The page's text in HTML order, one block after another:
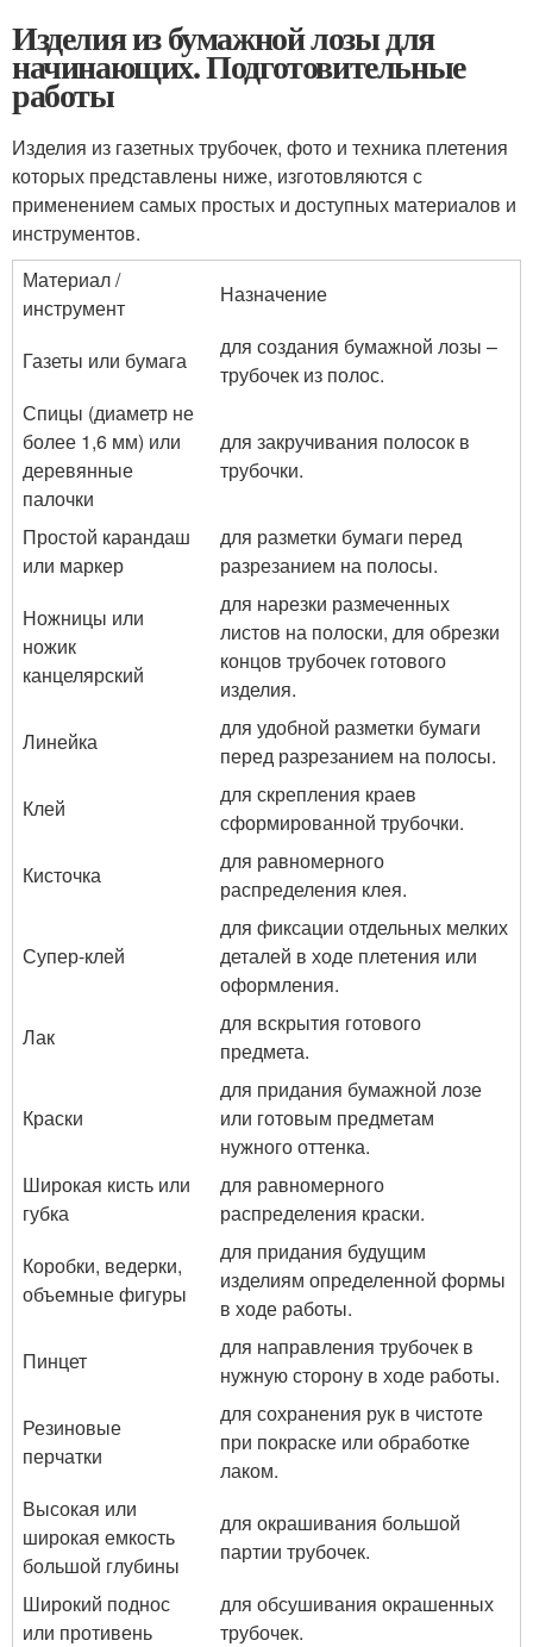
Изделия из бумажной лозы для
начинающих. Подготовительные
работы
Изделия из газетных трубочек, фото и техника плетения
которых представлены ниже, изготовляются с
применением самых простых и доступных материалов и
инструментов.
Материал /
инструмент
Назначение
Газеты или бумага
для создания бумажной лозы –
трубочек из полос.
Спицы (диаметр не
более 1,6 мм) или
деревянные
палочки
для закручивания полосок в
трубочки.
Простой карандаш
или маркер
для разметки бумаги перед
разрезанием на полосы.
Ножницы или
ножик
канцелярский
для нарезки размеченных
листов на полоски, для обрезки
концов трубочек готового
изделия.
Линейка
для удобной разметки бумаги
перед разрезанием на полосы.
Клей
для скрепления краев
сформированной трубочки.
Кисточка
для равномерного
распределения клея.
Супер-клей
для фиксации отдельных мелких
деталей в ходе плетения или
оформления.
Лак
для вскрытия готового
предмета.
Краски
для придания бумажной лозе
или готовым предметам
нужного оттенка.
Широкая кисть или
губка
для равномерного
распределения краски.
Коробки, ведерки,
объемные фигуры
для придания будущим
изделиям определенной формы
в ходе работы.
Пинцет
для направления трубочек в
нужную сторону в ходе работы.
Резиновые
перчатки
для сохранения рук в чистоте
при покраске или обработке
лаком.
Высокая или
широкая емкость
большой глубины
для окрашивания большой
партии трубочек.
Широкий поднос
или противень
для обсушивания окрашенных
трубочек.